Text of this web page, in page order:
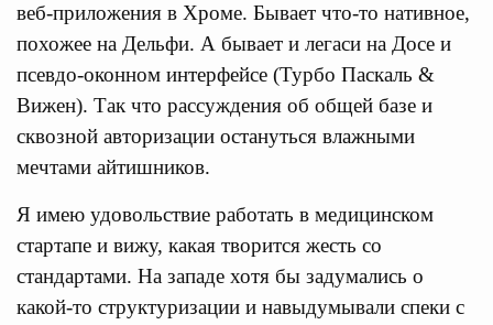
веб-приложения в Хроме. Бывает что-то нативное,
похожее на Дельфи. А бывает и легаси на Досе и
псевдо-оконном интерфейсе (Турбо Паскаль &
Вижен). Так что рассуждения об общей базе и
сквозной авторизации остануться влажными
мечтами айтишников.
Я имею удовольствие работать в медицинском
стартапе и вижу, какая творится жесть со
стандартами. На западе хотя бы задумались о
какой-то структуризации и навыдумывали спеки с